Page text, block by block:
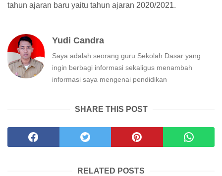
tahun ajaran baru yaitu tahun ajaran 2020/2021.
Yudi Candra
Saya adalah seorang guru Sekolah Dasar yang
ingin berbagi informasi sekaligus menambah
informasi saya mengenai pendidikan
SHARE THIS POST
RELATED POSTS